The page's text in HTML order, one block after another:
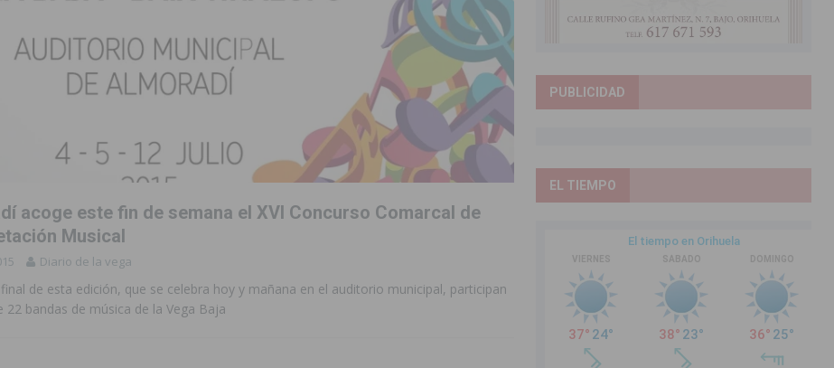
acoge este fin de semana el XVI Concurso Comarcal de
Musical
Diario de la vega
de esta edición, que se celebra hoy y mañana en el auditorio municipal, participan
22 bandas de música de la Vega Baja
PUBLICIDAD
EL TIEMPO